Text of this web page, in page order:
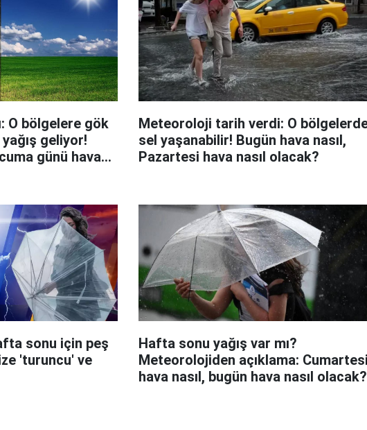
O bölgelere gök
geliyor!
günü hava
Meteoroloji tarih verdi: O
sel yaşanabilir! Bugün hava nasıl,
Pazartesi hava nasıl olacak?
sonu için peş
'turuncu' ve
Hafta sonu yağış var mı?
Meteorolojiden açıklama: Cumartesi
hava nasıl, bugün hava nasıl olacak?